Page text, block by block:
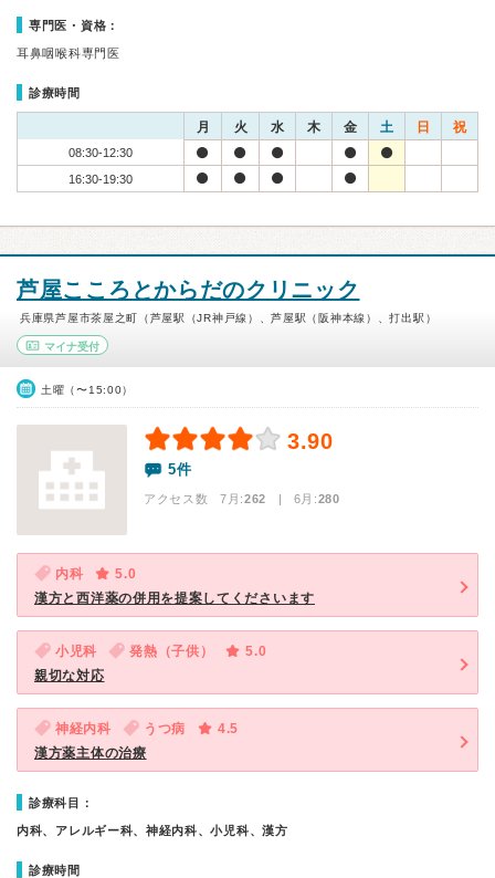
専門医・資格：
耳鼻咽喉科専門医
診療時間
月 火 水 木 金 土 日 祝
08:30-12:30
16:30-19:30
芦屋こころとからだのクリニック
兵庫県芦屋市茶屋之町（芦屋駅（JR神戸線）、芦屋駅（阪神本線）、打出駅）
マイナ受付
土曜（〜15:00）
3.90
5件
アクセス数 7月:262 | 6月:280
内科
5.0
漢方と西洋薬の併用を提案してくださいます
小児科 発熱（子供）
5.0
親切な対応
神経内科 うつ病
4.5
漢方薬主体の治療
診療科目：
内科、アレルギー科、神経内科、小児科、漢方
診療時間